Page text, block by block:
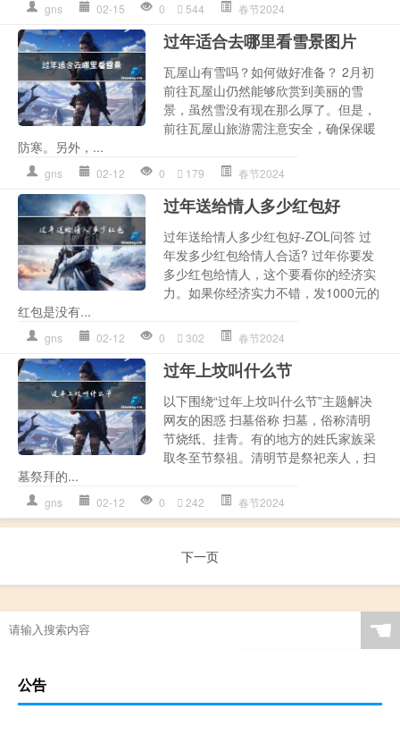
gns 02-15 0 544 春节2024
过年适合去哪里看雪景图片
瓦屋山有雪吗？如何做好准备？ 2月初
前往瓦屋山仍然能够欣赏到美丽的雪
景，虽然雪没有现在那么厚了。但是，
前往瓦屋山旅游需注意安全，确保保暖
防寒。另外，...
gns 02-12 0 179 春节2024
过年送给情人多少红包好
过年送给情人多少红包好-ZOL问答 过
年发多少红包给情人合适? 过年你要发
多少红包给情人，这个要看你的经济实
力。如果你经济实力不错，发1000元的
红包是没有...
gns 02-12 0 302 春节2024
过年上坟叫什么节
以下围绕“过年上坟叫什么节”主题解决
网友的困惑 扫墓俗称 扫墓，俗称清明
节烧纸、挂青。有的地方的姓氏家族采
取冬至节祭祖。清明节是祭祀亲人，扫
墓祭拜的...
gns 02-12 0 242 春节2024
下一页
☚
公告